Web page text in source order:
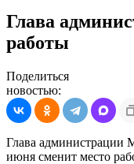
Глава
работы
Поделиться
новостью:
Глава администрации
июня сменит место